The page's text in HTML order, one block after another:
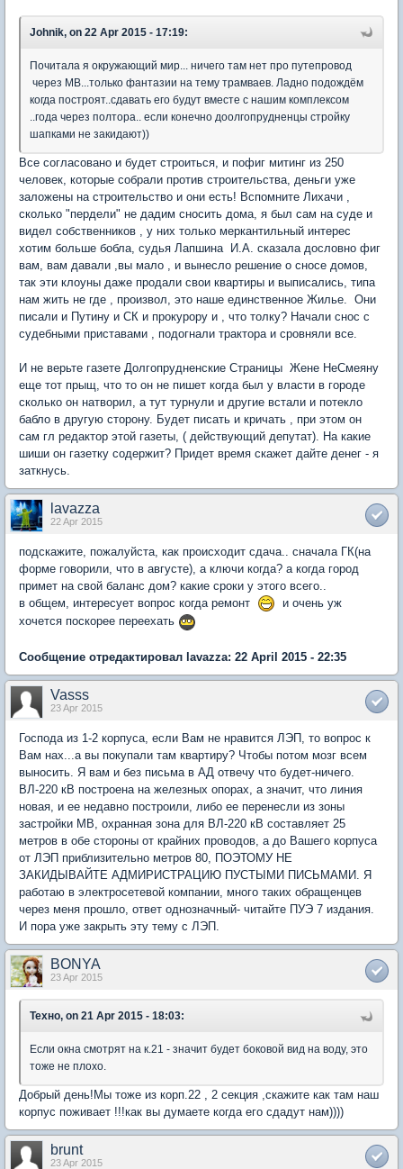
Johnik, on 22 Apr 2015 - 17:19:
Почитала я окружающий мир... ничего там нет про путепровод
через МВ...только фантазии на тему трамваев. Ладно подождём
когда построят..сдавать его будут вместе с нашим комплексом
..года через полтора.. если конечно доолгопрудненцы стройку
шапками не закидают))
Все согласовано и будет строиться, и пофиг митинг из 250
человек, которые собрали против строительства, деньги уже
заложены на строительство и они есть! Вспомните Лихачи ,
сколько "пердели" не дадим сносить дома, я был сам на суде и
видел собственников , у них только меркантильный интерес
хотим больше бобла, судья Лапшина И.А. сказала дословно фиг
вам, вам давали ,вы мало , и вынесло решение о сносе домов,
так эти клоуны даже продали свои квартиры и выписались, типа
нам жить не где , произвол, это наше единственное Жилье. Они
писали и Путину и СК и прокурору и , что толку? Начали снос с
судебными приставами , подогнали трактора и сровняли все.
И не верьте газете Долгопрудненские Страницы Жене НеСмеяну
еще тот прыщ, что то он не пишет когда был у власти в городе
сколько он натворил, а тут турнули и другие встали и потекло
бабло в другую сторону. Будет писать и кричать , при этом он
сам гл редактор этой газеты, ( действующий депутат). На какие
шиши он газетку содержит? Придет время скажет дайте денег - я
заткнусь.
lavazza
22 Apr 2015
подскажите, пожалуйста, как происходит сдача.. сначала ГК(на
форме говорили, что в августе), а ключи когда? а когда город
примет на свой баланс дом? какие сроки у этого всего..
в общем, интересует вопрос когда ремонт
и очень уж
хочется поскорее переехать
Сообщение отредактировал lavazza: 22 April 2015 - 22:35
Vasss
23 Apr 2015
Господа из 1-2 корпуса, если Вам не нравится ЛЭП, то вопрос к
Вам нах...а вы покупали там квартиру? Чтобы потом мозг всем
выносить. Я вам и без письма в АД отвечу что будет-ничего.
ВЛ-220 кВ построена на железных опорах, а значит, что линия
новая, и ее недавно построили, либо ее перенесли из зоны
застройки МВ, охранная зона для ВЛ-220 кВ составляет 25
метров в обе стороны от крайних проводов, а до Вашего корпуса
от ЛЭП приблизительно метров 80, ПОЭТОМУ НЕ
ЗАКИДЫВАЙТЕ АДМИРИСТРАЦИЮ ПУСТЫМИ ПИСЬМАМИ. Я
работаю в электросетевой компании, много таких обращенцев
через меня прошло, ответ однозначный- читайте ПУЭ 7 издания.
И пора уже закрыть эту тему с ЛЭП.
BONYA
23 Apr 2015
Техно, on 21 Apr 2015 - 18:03:
Если окна смотрят на к.21 - значит будет боковой вид на воду, это
тоже не плохо.
Добрый день!Мы тоже из корп.22 , 2 секция ,скажите как там наш
корпус поживает !!!как вы думаете когда его сдадут нам))))
brunt
23 Apr 2015